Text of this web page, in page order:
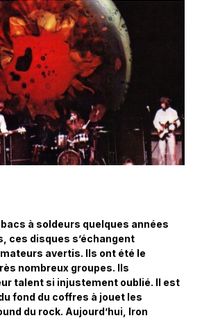
à soldeurs quelques années
ces disques s’échangent
avertis. Ils ont été le
nombreux groupes. Ils
talent si injustement oublié. Il est
fond du coffres à jouet les
du rock. Aujourd’hui, Iron